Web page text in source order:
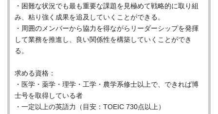
・困難な状況でも最も重要な課題を見極めて戦略的に取り組
み、粘り強く成果を追及していくことができる。
・周囲のメンバーから協力を得ながらリーダーシップを発揮
して業務を推進し、良い関係性を構築していくことができ
る。
求める資格：
・医学・薬学・理学・工学・農学系修士以上で、できれば博
士号を取得している者
・一定以上の英語力（目安：TOEIC 730点以上）